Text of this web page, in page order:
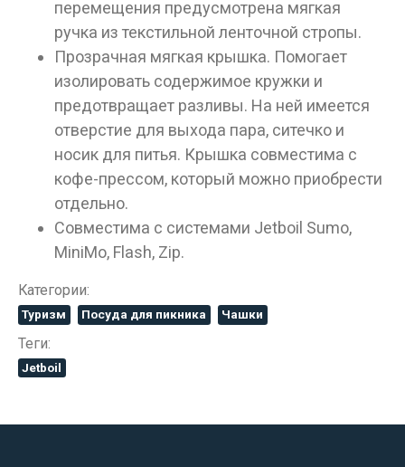
перемещения предусмотрена мягкая
ручка из текстильной ленточной стропы.
Прозрачная мягкая крышка. Помогает
изолировать содержимое кружки и
предотвращает разливы. На ней имеется
отверстие для выхода пара, ситечко и
носик для питья. Крышка совместима с
кофе-прессом, который можно приобрести
отдельно.
Совместима с системами Jetboil Sumo,
MiniMo, Flash, Zip.
Категории:
Туризм Посуда для пикника Чашки
Теги:
Jetboil